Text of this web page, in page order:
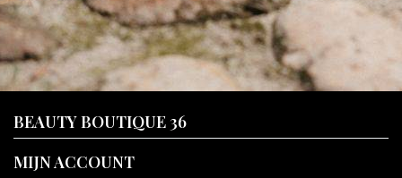
BEAUTY BOUTIQUE 36
MIJN ACCOUNT